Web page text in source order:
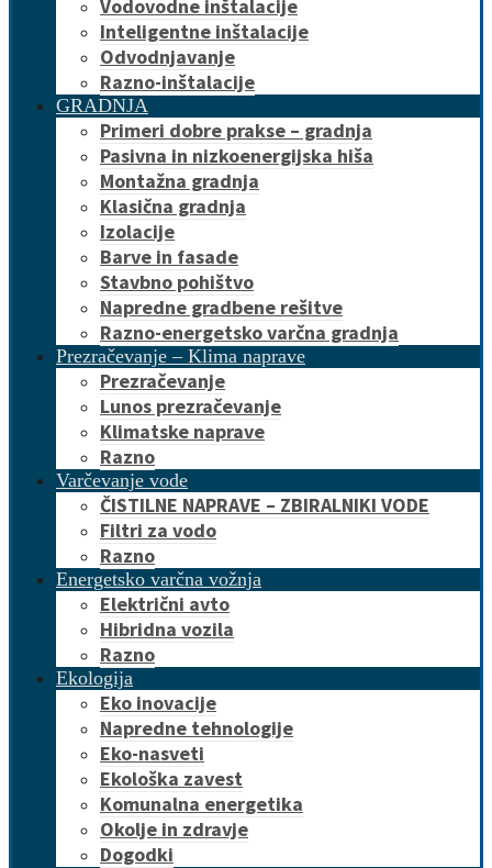
Vodovodne inštalacije
Inteligentne inštalacije
Odvodnjavanje
Razno-inštalacije
GRADNJA
Primeri dobre prakse – gradnja
Pasivna in nizkoenergijska hiša
Montažna gradnja
Klasična gradnja
Izolacije
Barve in fasade
Stavbno pohištvo
Napredne gradbene rešitve
Razno-energetsko varčna gradnja
Prezračevanje – Klima naprave
Prezračevanje
Lunos prezračevanje
Klimatske naprave
Razno
Varčevanje vode
ČISTILNE NAPRAVE – ZBIRALNIKI VODE
Filtri za vodo
Razno
Energetsko varčna vožnja
Električni avto
Hibridna vozila
Razno
Ekologija
Eko inovacije
Napredne tehnologije
Eko-nasveti
Ekološka zavest
Komunalna energetika
Okolje in zdravje
Dogodki